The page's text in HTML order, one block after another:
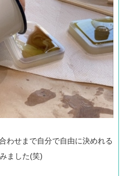
わせまで自分で自由に決めれる
ました(笑)